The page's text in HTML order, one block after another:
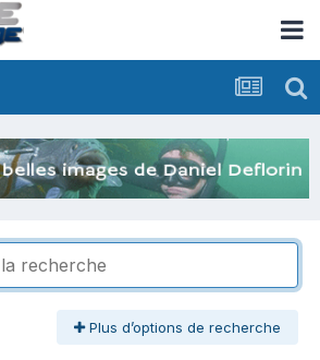
Plus d’options de recherche